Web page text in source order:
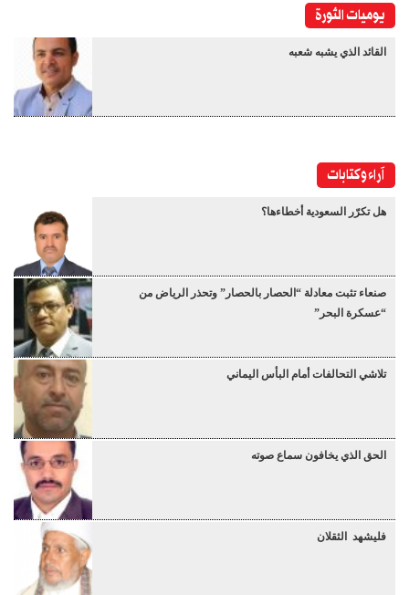
يوميات الثورة
القائد الذي يشبه شعبه
آراء وكتابات
هل تكرّر السعودية أخطاءها؟
صنعاء تثبت معادلة “الحصار بالحصار” وتحذر الرياض من
“عسكرة البحر”
تلاشي التحالفات أمام البأس اليماني
الحق الذي يخافون سماع صوته
فليشهد الثقلان